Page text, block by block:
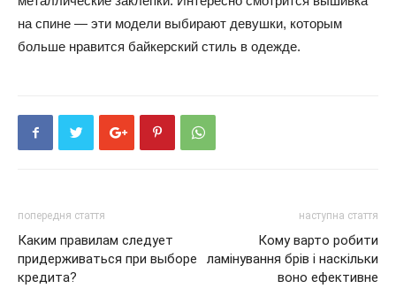
на спине — эти модели выбирают девушки, которым
больше нравится байкерский стиль в одежде.
попередня стаття
Каким правилам следует
придерживаться при выборе
кредита?
наступна стаття
Кому варто робити
ламінування брів і наскільки
воно ефективне